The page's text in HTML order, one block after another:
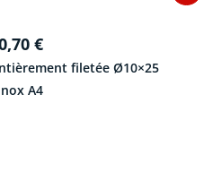
€
filetée Ø10×25
A4